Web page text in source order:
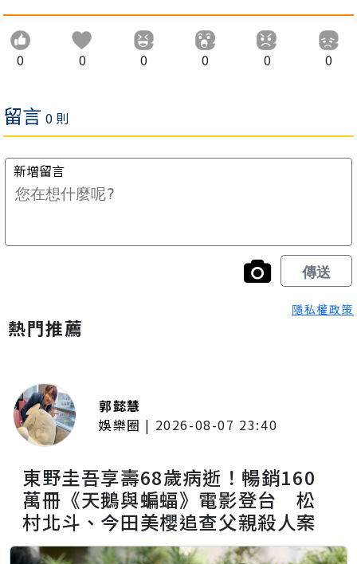
0 0 0 0 0 0
隱私權政策
熱門推薦
郭懿慧
娛樂圈 | 2026-08-07 23:40
東野圭吾享壽68歲病逝！暢銷160
萬冊《天鵝與蝙蝠》電影登台 松
村北斗、今田美櫻追查父親殺人案